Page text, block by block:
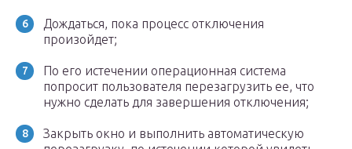
Дождаться, пока процесс отключения
произойдет;
По его истечении операционная система
попросит пользователя перезагрузить ее, что
нужно сделать для завершения отключения;
Закрыть окно и выполнить автоматическую